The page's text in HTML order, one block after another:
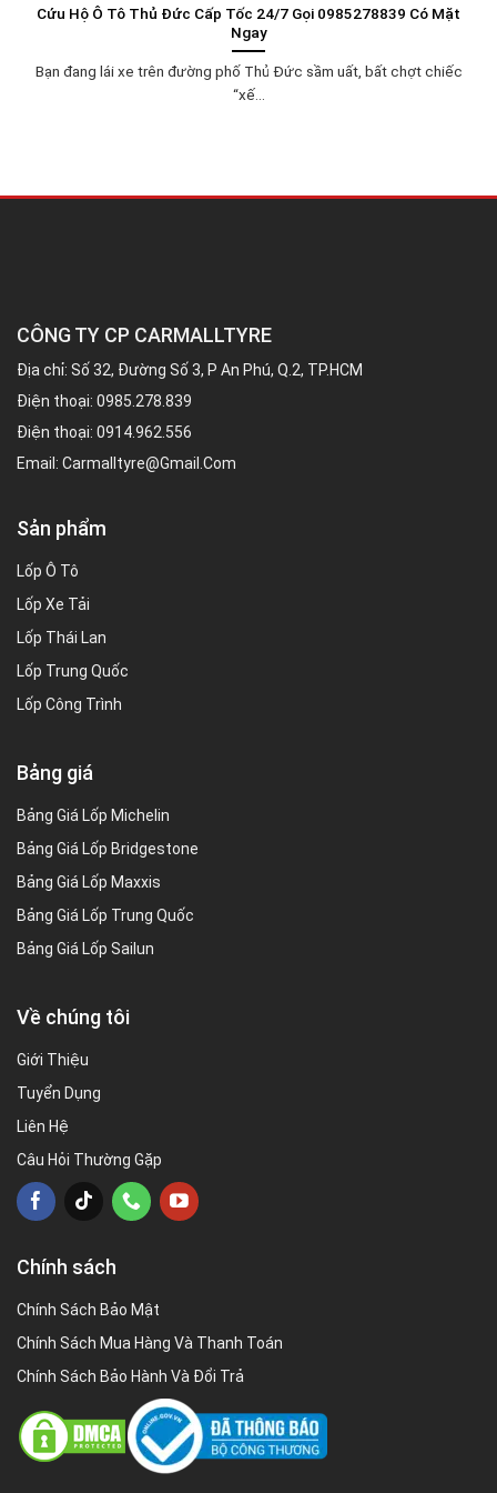
Cứu Hộ Ô Tô Thủ Đức Cấp Tốc 24/7 Gọi 0985278839 Có Mặt
Ngay
Bạn đang lái xe trên đường phố Thủ Đức sầm uất, bất chợt chiếc
“xế...
CÔNG TY CP CARMALLTYRE
Địa chỉ: Số 32, Đường Số 3, P An Phú, Q.2, TP.HCM
Điện thoại: 0985.278.839
Điện thoại: 0914.962.556
Email: Carmalltyre@gmail.com
Sản phẩm
Lốp Ô Tô
Lốp Xe Tải
Lốp Thái Lan
Lốp Trung Quốc
Lốp Công Trình
Bảng giá
Bảng Giá Lốp Michelin
Bảng Giá Lốp Bridgestone
Bảng Giá Lốp Maxxis
Bảng Giá Lốp Trung Quốc
Bảng Giá Lốp Sailun
Về chúng tôi
Giới Thiệu
Tuyển Dụng
Liên Hệ
Câu Hỏi Thường Gặp
Chính sách
Chính Sách Bảo Mật
Chính Sách Mua Hàng Và Thanh Toán
Chính Sách Bảo Hành Và Đổi Trả